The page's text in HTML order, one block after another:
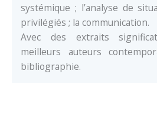
systémique ; l’analyse de
privilégiés ; la communication.
Avec des extraits
meilleurs auteurs
bibliographie.